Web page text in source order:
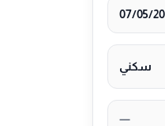
07/05/
سكني
—